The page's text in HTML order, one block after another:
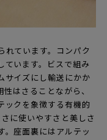
れています。コンパク
ています。ビスで組み
サイズにし輸送にかか
はさることながら、
ックを象徴する有機的
に使いやすさと美しさ
。座面裏にはアルテッ